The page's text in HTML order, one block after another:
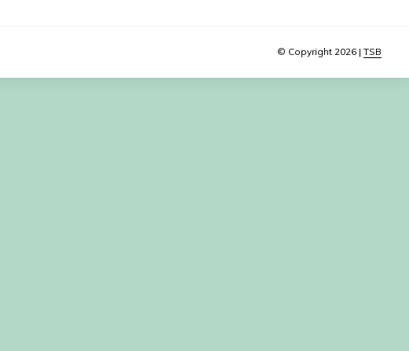
© Copyright 2026 | TSB